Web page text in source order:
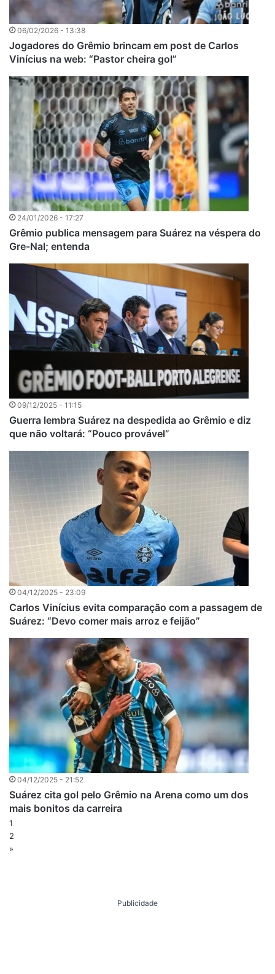
06/02/2026 - 13:38
Jogadores do Grêmio brincam em post de Carlos
Vinícius na web: “Pastor cheira gol”
24/01/2026 - 17:27
Grêmio publica mensagem para Suárez na véspera do
Gre-Nal; entenda
09/12/2025 - 11:15
Guerra lembra Suárez na despedida ao Grêmio e diz
que não voltará: “Pouco provável”
04/12/2025 - 23:09
Carlos Vinícius evita comparação com a passagem de
Suárez: “Devo comer mais arroz e feijão”
04/12/2025 - 21:52
Suárez cita gol pelo Grêmio na Arena como um dos
mais bonitos da carreira
1
2
»
Publicidade